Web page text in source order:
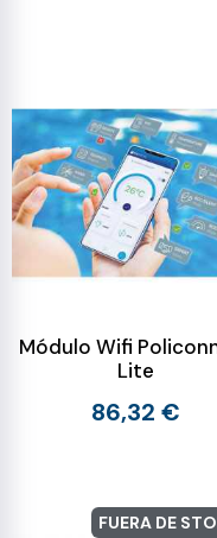
Módulo Wifi
Lite
86,32 €
FUERA DE